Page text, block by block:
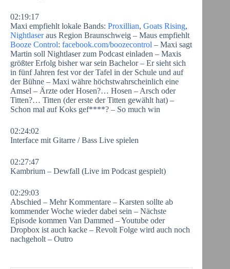
02:19:17
Maxi empfiehlt lokale Bands: Proxillian, Goats Rising,
Nightlaseraus Region Braunschweig – Maus empfiehlt
Booze Control: facebook.com/boozecontrol – Maxi sagt
Martin soll Nightlaser zum Podcast einladen – Maxis
größter Erfolg bisher war sein Bachelor – Er sieht sich
in fünf Jahren fest vor der Tafel in der Schule und auf
der Bühne – Maxi währe höchstwahrscheinlich eine
Amsel – Ärzte oder Hosen?… Hosen – Arsch oder
Titten?… Titten (der erste der Titten gewählt hat) –
Schon mal auf Koks gef****? – So much win
02:24:02
Interface mit Gitarre / Bass Live spielen
02:27:47
Kambrium – Dewfall (Live im Podcast gespielt)
02:29:03
Abschied – Mehr Kommentare – Karsten sollte ab
kommender Woche wieder dabei sein – Nächste
Episode kommen Van Dammed – Youtube oder
Dropbox ist auch kacke – Revolt Folge wird auch noch
nachgeholt – Outro